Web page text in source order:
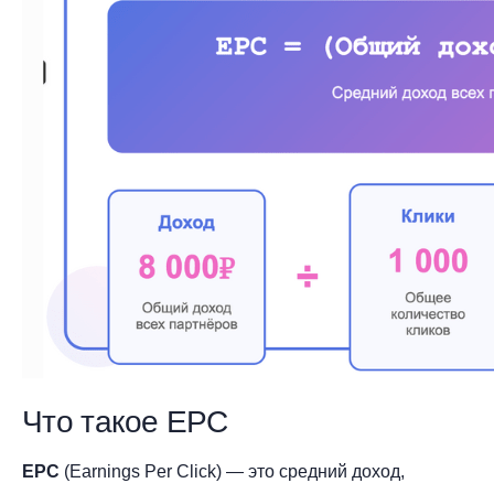
Что такое EPC
EPC (Earnings Per Click) — это средний доход,